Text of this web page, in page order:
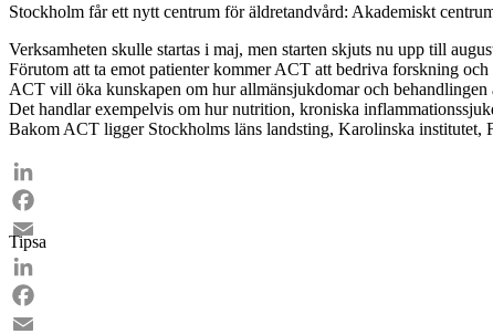
Stockholm får ett nytt centrum för äldretandvård: Akademiskt
Verksamheten skulle startas i maj, men starten skjuts nu upp till
Förutom att ta emot patienter kommer ACT att bedriva forskning
ACT vill öka kunskapen om hur allmänsjukdomar och
Det handlar exempelvis om hur nutrition, kroniska
Bakom ACT ligger Stockholms läns landsting, Karolinska
LinkedIn
Facebook
Email
Tipsa
LinkedIn
Facebook